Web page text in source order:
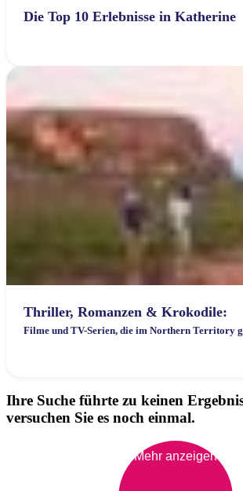
​Die Top 10 Erlebnisse in Katherine
Thriller, Romanzen & Krokodile:
Filme und TV-Serien, die im Northern Territory
Ihre Suche führte zu keinen
versuchen Sie es noch einmal.
Mehr anzeigen